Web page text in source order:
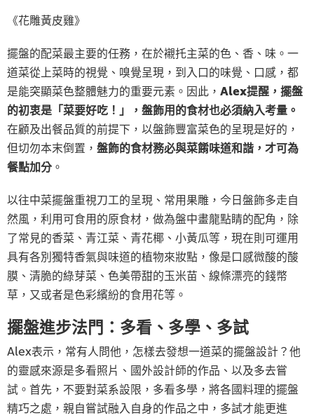
《花雕黃皮雞》
擺盤的配菜最主要的任務，在於襯托主菜的色、香、味。一
道菜從上菜時的視覺、嗅覺呈現，到入口的味覺、口感，都
是能突顯菜色整體魅力的重要元素。因此， Alex提醒，擺盤
的初衷是「菜要好吃！」，盤飾用的食材也必須納入考量。
在顧及出餐品質的前提下，以盤飾豐富菜色的呈現是好的，
但切勿本末倒置， 盤飾的食材務必與菜餚味道和諧，才可為
餐點加分 。
以往中菜擺盤重視刀工的呈現、常用果雕，今日盤飾多走自
然風，利用可食用的原食材，做為盤中畫龍點睛的配角，除
了常見的香菜、青江菜、青花椰、小黃瓜等，現在則可運用
具有各別獨特香氣與味道的植物來妝點，像是口感微酸的酸
膜、清脆的綠芽菜、色美帶甜的玉米苗、線條漂亮的錢幣
草，又或者是色彩繽紛的食用花等。
擺盤進步法門：多看、多學、多試
Alex表示，常有人問他，怎樣去發想一道菜的擺盤設計？他
的靈感來源是多看照片、國外設計師的作品、以及多去嘗
試。首先，不要對菜系設限，多看多學，將各國料理的擺盤
精巧之處，親自嘗試融入自身的作品之中，多試才能更進